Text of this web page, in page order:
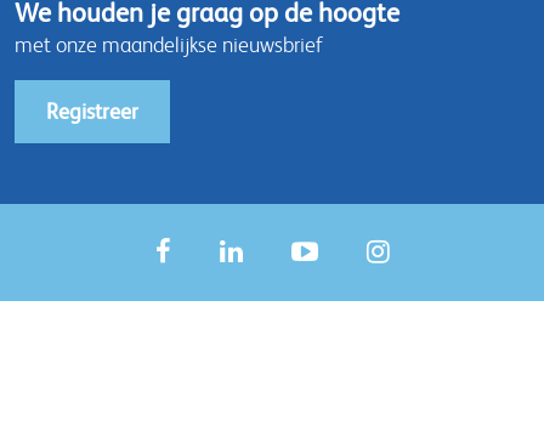
We houden je graag op de hoogte
met onze maandelijkse nieuwsbrief
Registreer